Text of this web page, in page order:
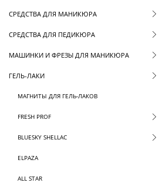
СРЕДСТВА ДЛЯ МАНИКЮРА
СРЕДСТВА ДЛЯ ПЕДИКЮРА
МАШИНКИ И ФРЕЗЫ ДЛЯ МАНИКЮРА
ГЕЛЬ-ЛАКИ
МАГНИТЫ ДЛЯ ГЕЛЬ-ЛАКОВ
FRESH PROF
BLUESKY SHELLAC
ELPAZA
ALL STAR